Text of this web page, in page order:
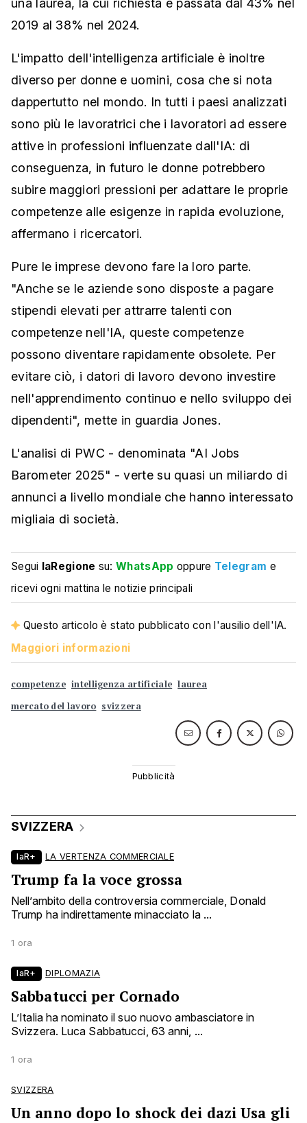
una laurea, la cui richiesta è passata dal 43% nel
2019 al 38% nel 2024.
L'impatto dell'intelligenza artificiale è inoltre
diverso per donne e uomini, cosa che si nota
dappertutto nel mondo. In tutti i paesi analizzati
sono più le lavoratrici che i lavoratori ad essere
attive in professioni influenzate dall'IA: di
conseguenza, in futuro le donne potrebbero
subire maggiori pressioni per adattare le proprie
competenze alle esigenze in rapida evoluzione,
affermano i ricercatori.
Pure le imprese devono fare la loro parte.
"Anche se le aziende sono disposte a pagare
stipendi elevati per attrarre talenti con
competenze nell'IA, queste competenze
possono diventare rapidamente obsolete. Per
evitare ciò, i datori di lavoro devono investire
nell'apprendimento continuo e nello sviluppo dei
dipendenti", mette in guardia Jones.
L'analisi di PWC - denominata "AI Jobs
Barometer 2025" - verte su quasi un miliardo di
annunci a livello mondiale che hanno interessato
migliaia di società.
Segui laRegione su:WhatsApp oppure Telegram e
ricevi ogni mattina le notizie principali
Questo articolo è stato pubblicato con l'ausilio dell'IA.
Maggiori informazioni
competenze intelligenza artificiale laurea
mercato del lavoro svizzera
SVIZZERA
laR+ LA VERTENZA COMMERCIALE
Trump fa la voce grossa
Nell’ambito della controversia commerciale, Donald
Trump ha indirettamente minacciato la ...
1 ora
laR+ DIPLOMAZIA
Sabbatucci per Cornado
L’Italia ha nominato il suo nuovo ambasciatore in
Svizzera. Luca Sabbatucci, 63 anni, ...
1 ora
SVIZZERA
Un anno dopo lo shock dei dazi Usa gli